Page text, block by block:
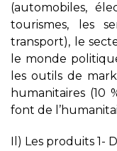
(automobiles,
tourismes, les
transport), le
le monde
les outils de
humanitaires (10
font de
Il) Les produits 1-